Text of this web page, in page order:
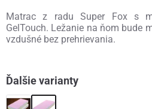
Matrac z radu Super Fox s
GelTouch. Ležanie na ňom bude
vzdušné bez prehrievania.
Ďalšie varianty